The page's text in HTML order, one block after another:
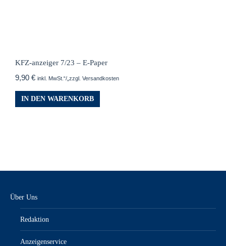
KFZ-anzeiger 7/23 – E-Paper
9,90 € inkl. MwSt.“/„zzgl. Versandkosten
IN DEN WARENKORB
Über Uns
Redaktion
Anzeigenservice